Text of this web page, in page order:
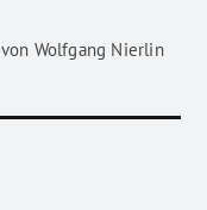
von Wolfgang Nierlin